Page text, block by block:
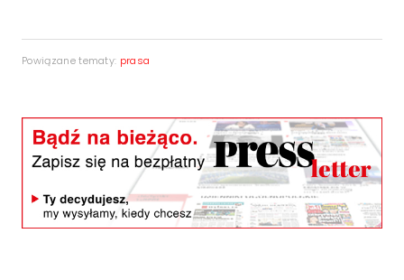
Powiązane tematy: prasa